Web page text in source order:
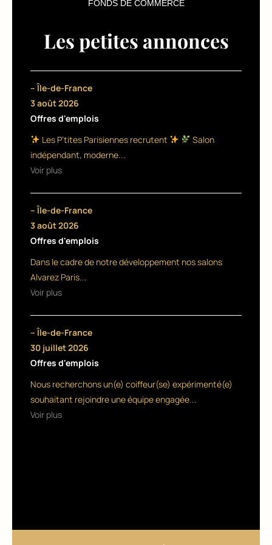
r
l’
e
x
c
ll
e
n
c
e
mb
re
20
25
géné
FONDS DE COMMERCE
Les petites annonces
– Île-de-France
3 août 2026
Offres d'emplois
Les P’tites Parisiennes recrutent
Salon
indépendant, moderne...
Voir plus
– Île-de-France
3 août 2026
Offres d'emplois
Dans le cadre de notre développement nos salons
Alvarez Paris...
Voir plus
– Île-de-France
30 juillet 2026
Offres d'emplois
Nous recherchons un(e) coiffeur(se) expérimenté(e)
souhaitant rejoindre une équipe engagée...
Voir plus